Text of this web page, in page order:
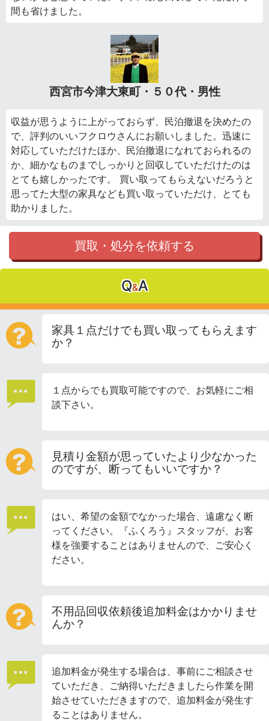
間も省けました。
西宮市今津大東町・５０代・男性
収益が思うように上がっておらず、民泊撤退を決めたの
で、評判のいいフクロウさんにお願いしました。迅速に
対応していただけたほか、民泊撤退になれておられるの
か、細かなものまでしっかりと回収していただけたのは
とても嬉しかったです。 買い取ってもらえないだろうと
思ってた大型の家具なども買い取っていただけ、とても
助かりました。
買取・処分を依頼する
Q&A
家具１点だけでも買い取ってもらえます
か？
１点からでも買取可能ですので、お気軽にご相
談下さい。
見積り金額が思っていたより少なかった
のですが、断ってもいいですか？
はい、希望の金額でなかった場合、遠慮なく断
ってください。『ふくろう』スタッフが、お客
様を強要することはありませんので、ご安心く
ださい。
不用品回収依頼後追加料金はかかりませ
んか？
追加料金が発生する場合は、事前にご相談させ
ていただき、ご納得いただきましたら作業を開
始させていただきますので、追加料金が発生す
ることはありません。